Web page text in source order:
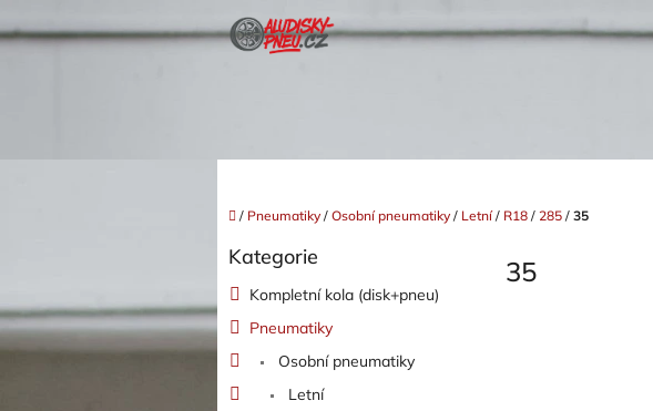
na
Domů
/ Pneumatiky / Osobní pneumatiky / Letní / R18 / 285 / 35
t
r
a
Přeskočit
Kategorie
Kompletní kola (disk+pneu)
Pneumatiky
Osobní pneumatiky
Letní
35